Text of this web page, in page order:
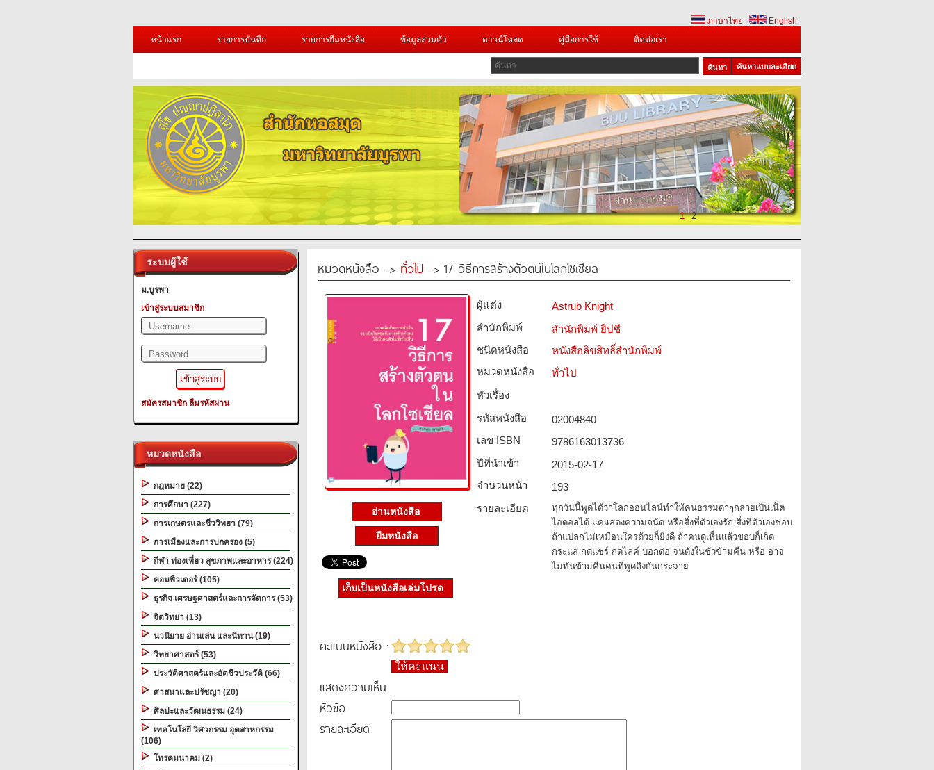
ภาษาไทย
English
หน้าแรก
รายการบันทึก รายการยืมหนังสือ ข้อมูลส่วนตัว ดาวน์โหลด คู่มือการใช้ ติดต่อเรา
ค้นหาแบบละเอียด
1 2
ระบบผู้ใช้
ม.บูรพา
เข้าสู่ระบบสมาชิก
สมัครสมาชิก ลืมรหัสผ่าน
หมวดหนังสือ
กฎหมาย (22)
การศึกษา (227)
การเกษตรและชีววิทยา (79)
การเมืองและการปกครอง (5)
กีฬา ท่องเที่ยว สุขภาพและอาหาร (224)
คอมพิวเตอร์ (105)
ธุรกิจ เศรษฐศาสตร์และการจัดการ (53)
จิตวิทยา (13)
นวนิยาย อ่านเล่น และนิทาน (19)
วิทยาศาสตร์ (53)
ประวัติศาสตร์และอัตชีวประวัติ (66)
ศาสนาและปรัชญา (20)
ศิลปะและวัฒนธรรม (24)
เทคโนโลยี วิศวกรรม อุตสาหกรรม
(106)
โทรคมนาคม (2)
หมวดหนังสือ -> ทั่วไป -> 17 วิธีการสร้างตัวตนในโลกโซเชียล
อ่านหนังสือ
ยืมหนังสือ
ผู้แต่ง
Astrub Knight
สำนักพิมพ์
สำนักพิมพ์ ยิปซี
ชนิดหนังสือ­
หนังสือลิขสิทธิ์สำนักพิมพ์
หมวดหนังสือ­
ทั่วไป
หัวเรื่อง
รหัสหนังสือ­
02004840
เลข ISBN
9786163013736
ปีที่นำเข้า
2015-02-17
จำนวนหน้า
193
รายละเอียด
ทุกวันนี้พูดได้ว่าโลกออนไลน์ทำให้คนธรรมดาๆกลายเป็นเน็ต
ไอดอลได้ แค่แสดงความถนัด หรือสิ่งที่ตัวเองรัก สิ่งที่ตัวเองชอบ
ถ้าแปลกไม่เหมือนใครด้วยก็ยิ่งดี ถ้าคนดูเห็นแล้วชอบก็เกิด
กระแส กดแชร์ กดไลค์ บอกต่อ จนดังในชั่วข้ามคืน หรือ อาจ
ไม่ทันข้ามคืนคนที่พูดถึงกันกระจาย
เก็บเป็นหนังสือเล่มโปรด
คะแนนหนังสือ :
ให้คะแนน
แสดงความเห็น
หัวข้อ
รายละเอียด